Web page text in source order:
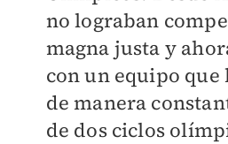
no lograban
magna justa y
con un equipo que
de manera
de dos ciclos